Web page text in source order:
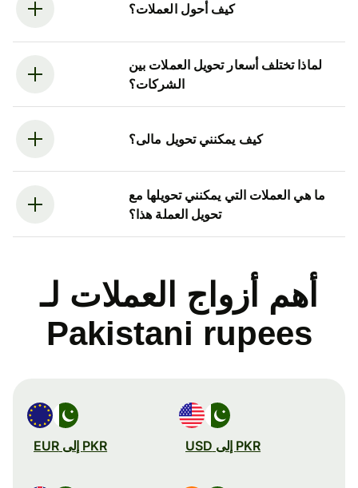
كيف أحول العملات؟
لماذا تختلف أسعار تحويل العملات بين
الشركات؟
كيف يمكنني تحويل مالى؟
ما هي العملات التي يمكنني تحويلها مع
تحويل العملة هذا؟
أهم أزواج العملات لـ
Pakistani rupees
PKR إلى USD PKR إلى EUR